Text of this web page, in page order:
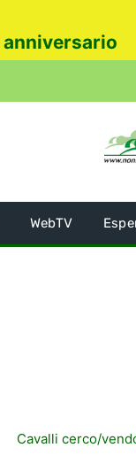
anniversario
WebTV
Cavalli cerco/